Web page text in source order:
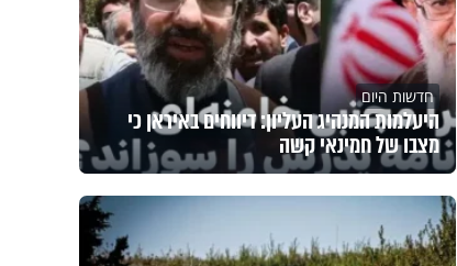
חדשות היום
היעלמות המנהיג העליון: דיווחים באיראן כי
מצבו של חמינאי קשה